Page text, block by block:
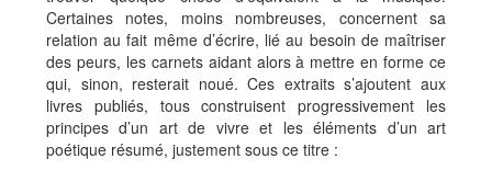
Certaines notes, moins nombreuses, concernent sa
relation au fait même d’écrire, lié au besoin de maîtriser
des peurs, les carnets aidant alors à mettre en forme ce
qui, sinon, resterait noué. Ces extraits s’ajoutent aux
livres publiés, tous construisent progressivement les
principes d’un art de vivre et les éléments d’un art
poétique résumé, justement sous ce titre :